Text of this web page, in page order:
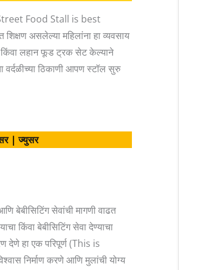
(Street Food Stall is best
असलेल्या महिलांना हा व्यवसाय
किंवा लहान फूड ट्रक सेट केल्याने
वर्दळीच्या ठिकाणी आपण स्टॉल सुरु
|ज्युसर
बेबीसिटिंग सेवांची मागणी वाढत
किंवा बेबीसिटिंग सेवा देण्याचा
देणे हा एक परिपूर्ण (This is
निर्माण करणे आणि मुलांची योग्य